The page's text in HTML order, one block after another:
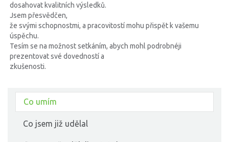
dosahovat kvalitních výsledků.
Jsem přesvědčen,
že svými schopnostmi, a pracovitostí mohu přispět k vašemu
úspěchu.
Tesím se na možnost setkáním, abych mohl podrobnéji
prezentovat své dovedností a
zkušenosti.
Co umím
Co jsem již udělal